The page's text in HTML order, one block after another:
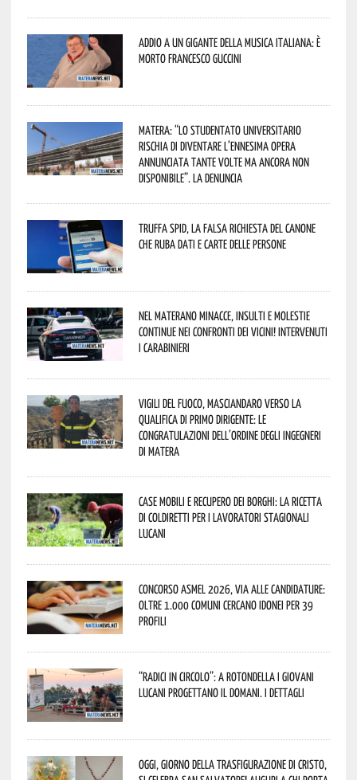
Addio a un gigante della musica italiana: è
morto Francesco Guccini
Matera: “Lo studentato universitario
rischia di diventare l’ennesima opera
annunciata tante volte ma ancora non
disponibile”. La denuncia
Truffa Spid, la falsa richiesta del canone
che ruba dati e carte delle persone
Nel materano minacce, insulti e molestie
continue nei confronti dei vicini! Intervenuti
i Carabinieri
Vigili del Fuoco, Masciandaro verso la
qualifica di Primo Dirigente: le
congratulazioni dell’Ordine degli Ingegneri
di Matera
Case mobili e recupero dei borghi: la ricetta
di Coldiretti per i lavoratori stagionali
lucani
Concorso Asmel 2026, via alle candidature:
oltre 1.000 Comuni cercano idonei per 39
profili
“Radici in Circolo”: a Rotondella i giovani
lucani progettano il domani. I dettagli
Oggi, giorno della Trasfigurazione di Cristo,